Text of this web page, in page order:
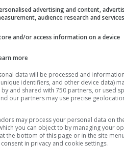
advertising and content,
audience research and
and/or access information on a device
more
data will be processed and
identifiers, and other device data)
by and shared with 750 partners, or used
our partners may use precise
may process your personal data on
you can object to by managing your
the bottom of this page or in the site
in privacy and cookie settings.